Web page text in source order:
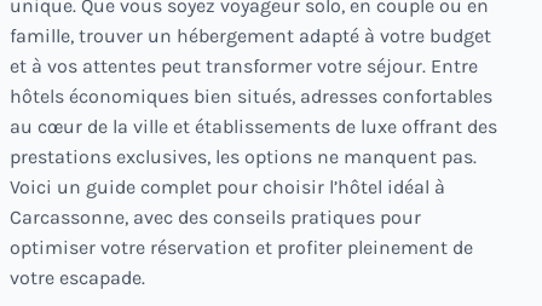
unique. Que vous soyez voyageur solo, en couple ou en
famille, trouver un hébergement adapté à votre budget
et à vos attentes peut transformer votre séjour. Entre
hôtels économiques bien situés, adresses confortables
au cœur de la ville et établissements de luxe offrant des
prestations exclusives, les options ne manquent pas.
Voici un guide complet pour choisir l’hôtel idéal à
Carcassonne, avec des conseils pratiques pour
optimiser votre réservation et profiter pleinement de
votre escapade.